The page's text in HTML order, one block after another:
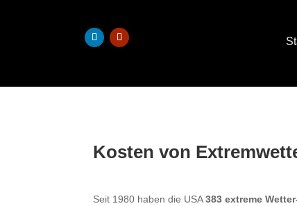
Kosten von
Seit 1980 haben die USA383 extreme